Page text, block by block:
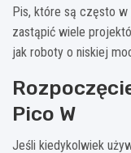
Pis, które są często w
zastąpić wiele
jak roboty o niskiej
Pico W
Jeśli kiedykolwiek